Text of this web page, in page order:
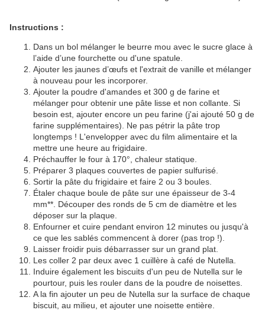
Instructions :
Dans un bol mélanger le beurre mou avec le sucre glace à
l’aide d’une fourchette ou d'une spatule.
Ajouter les jaunes d’œufs et l'extrait de vanille et mélanger
à nouveau pour les incorporer.
Ajouter la poudre d'amandes et 300 g de farine et
mélanger pour obtenir une pâte lisse et non collante. Si
besoin est, ajouter encore un peu farine (j'ai ajouté 50 g de
farine supplémentaires). Ne pas pétrir la pâte trop
longtemps ! L'envelopper avec du film alimentaire et la
mettre une heure au frigidaire.
Préchauffer le four à 170°, chaleur statique.
Préparer 3 plaques couvertes de papier sulfurisé.
Sortir la pâte du frigidaire et faire 2 ou 3 boules.
Étaler chaque boule de pâte sur une épaisseur de 3-4
mm**. Découper des ronds de 5 cm de diamètre et les
déposer sur la plaque.
Enfourner et cuire pendant environ 12 minutes ou jusqu'à
ce que les sablés commencent à dorer (pas trop !).
Laisser froidir puis débarrasser sur un grand plat.
Les coller 2 par deux avec 1 cuillère à café de Nutella.
Induire également les biscuits d'un peu de Nutella sur le
pourtour, puis les rouler dans de la poudre de noisettes.
A la fin ajouter un peu de Nutella sur la surface de chaque
biscuit, au milieu, et ajouter une noisette entière.